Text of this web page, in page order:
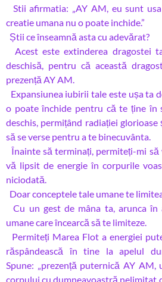
Stii afirmatia: „AY AM, eu sunt
creatie umana nu o poate inchide.”
Știi ce înseamnă asta cu adevărat?
Acest este extinderea dragostei
deschisă, pentru că această
prezență AY AM.
Expansiunea iubirii tale este ușa ta
o poate închide pentru că te ține în
deschis, permițând radiației
să se verse pentru a te binecuvânta.
Înainte să terminați, permiteți-mi să
vă lipsit de energie în corpurile
niciodată.
Doar conceptele tale umane te
Cu un gest de mâna ta, arunca în
umane care încearcă să te limiteze.
Permiteți Marea Flot a energiei
răspândească în tine la apelul
Spune: „prezență puternică AY AM,
corpului cu dumneavoastră nelimitat